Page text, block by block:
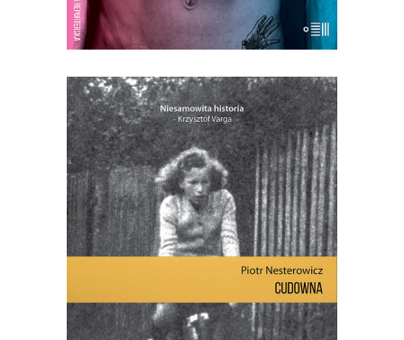
[EBOOK] Piotr Nestorowicz –
CUDOWNA
Jadwiga miała czternaście lat, gdy
ukazała jej się na łące Matka Boska. Był
1965 rok, władze walczyły z ludową
religijnością pod hasłem: Kościół do
kruchty. Na łąkę przybywali pielgrzymi z
całej Polski, a milicja siłą rozganiała
nielegalne zgromadzenie. Wierni pili […]